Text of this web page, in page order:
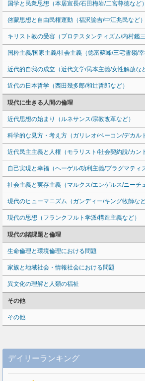
国学と民衆思想（本居宣長/石田梅岩/二宮尊徳など）
啓蒙思想と自由民権運動（福沢諭吉/中江兆民など）
キリスト教の受容（プロテスタンティズム/内村鑑三
国粋主義/国家主義/社会主義（徳富蘇峰/三宅雪嶺/幸
近代的自我の成立（近代文学/民本主義/女性解放な
近代の日本哲学（西田幾多郎/和辻哲郎など）
現代に生きる人間の倫理
近代思想の始まり（ルネサンス/宗教改革など）
科学的な見方・考え方（ガリレオ/ベーコン/デカル
近代民主主義と人権（モラリスト/社会契約説/カン
自己実現と幸福（ヘーゲル/功利主義/プラグマティ
社会主義と実存主義（マルクス/エンゲルス/ニーチ
現代のヒューマニズム（ガンディー/キング牧師など
現代の思想（フランクフルト学派/構造主義など）
現代の諸課題と倫理
生命倫理と環境倫理における問題
家族と地域社会・情報社会における問題
異文化の理解と人類の福祉
その他
その他
デイリーランキング